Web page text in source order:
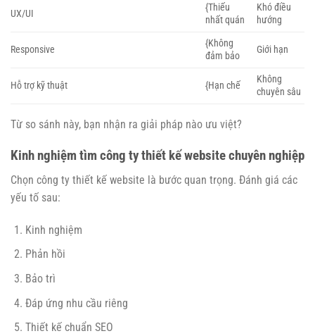
UX/UI
{Thiếu
nhất quán
Khó điều
hướng
Responsive
{Không
đảm bảo
Giới hạn
Hỗ trợ kỹ thuật {Hạn chế
Không
chuyên sâu
Từ so sánh này, bạn nhận ra giải pháp nào ưu việt?
Kinh nghiệm tìm công ty thiết kế website chuyên nghiệp
Chọn công ty thiết kế website là bước quan trọng. Đánh giá các
yếu tố sau:
Kinh nghiệm
Phản hồi
Bảo trì
Đáp ứng nhu cầu riêng
Thiết kế chuẩn SEO